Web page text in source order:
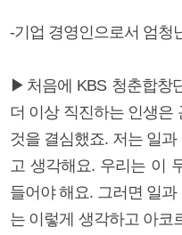
-기업 경영인으로서 엄청
▶처음에 KBS 청춘합창
더 이상 직진하는 인생은
것을 결심했죠. 저는 일
고 생각해요. 우리는 이
들어야 해요. 그러면 일
는 이렇게 생각하고 아코